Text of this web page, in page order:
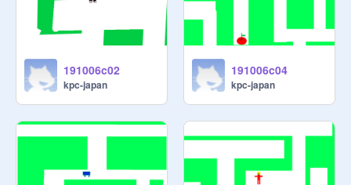
191006c02
kpc-japan
191006c04
kpc-japan